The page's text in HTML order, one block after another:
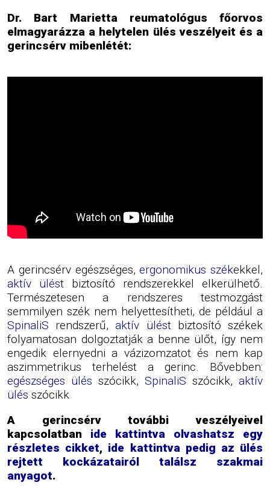
Dr. Bart Marietta reumatológus főorvos
elmagyarázza a helytelen ülés veszélyeit és a
gerincsérv mibenlétét:
A gerincsérv egészséges,ergonomikus székekkel,
aktív ülést biztosító rendszerekkel elkerülhető.
Természetesen a rendszeres testmozgást
semmilyen szék nem helyettesítheti, de például a
SpinaliS rendszerű, aktív ülést biztosító székek
folyamatosan dolgoztatják a benne ülőt, így nem
engedik elernyedni a vázizomzatot és nem kap
aszimmetrikus terhelést a gerinc. Bővebben:
egészséges ülés szócikk, SpinaliS szócikk, aktív
ülés szócikk
A gerincsérv további veszélyeivel
kapcsolatban ide kattintva olvashatsz egy
részletes cikket, ide kattintva pedig az ülés
rejtett kockázatairól találsz szakmai
anyagot.